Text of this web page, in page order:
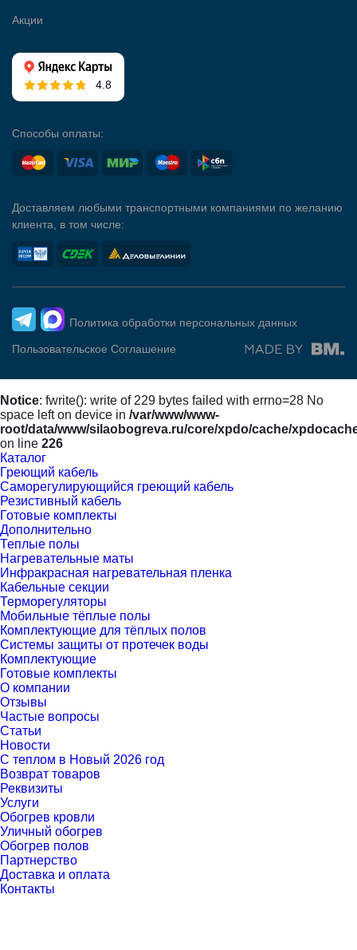
Акции
4.8
Способы оплаты:
Доставляем любыми транспортными компаниями по желанию
клиента, в том числе:
Политика обработки персональных данных
Пользовательское Соглашение
Notice: fwrite(): write of 229 bytes failed with errno=28 No
space left on device in /var/www/www-
root/data/www/silaobogreva.ru/core/xpdo/cache/
on line 226
Каталог
Греющий кабель
Саморегулирующийся греющий кабель
Резистивный кабель
Готовые комплекты
Дополнительно
Теплые полы
Нагревательные маты
Инфракрасная нагревательная пленка
Кабельные секции
Терморегуляторы
Мобильные тёплые полы
Комплектующие для тёплых полов
Cистемы защиты от протечек воды
Комплектующие
Готовые комплекты
О компании
Отзывы
Частые вопросы
Статьи
Новости
С теплом в Новый 2026 год
Возврат товаров
Реквизиты
Услуги
Обогрев кровли
Уличный обогрев
Обогрев полов
Партнерство
Доставка и оплата
Контакты